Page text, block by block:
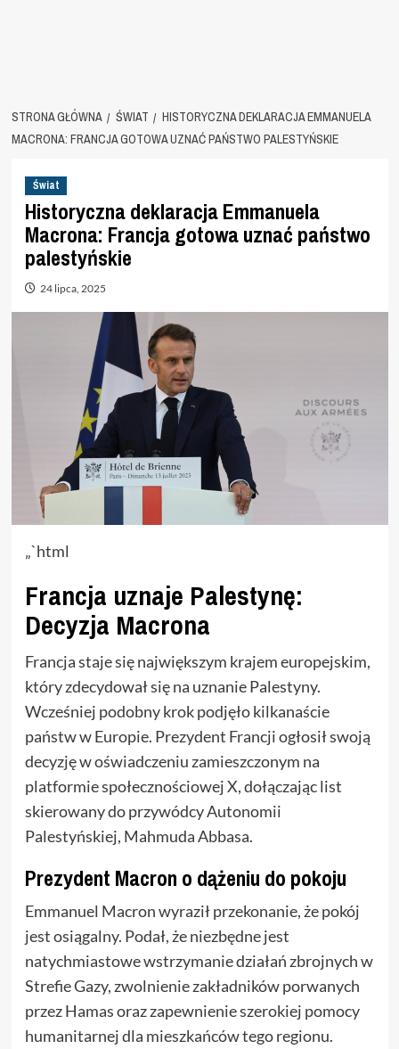
STRONA GŁÓWNA ŚWIAT
HISTORYCZNA DEKLARACJA EMMANUELA
MACRONA: FRANCJA GOTOWA UZNAĆ PAŃSTWO PALESTYŃSKIE
Świat
Historyczna deklaracja Emmanuela
Macrona: Francja gotowa uznać państwo
palestyńskie
24 lipca, 2025
„`html
Francja uznaje Palestynę:
Decyzja Macrona
Francja staje się największym krajem europejskim,
który zdecydował się na uznanie Palestyny.
Wcześniej podobny krok podjęło kilkanaście
państw w Europie. Prezydent Francji ogłosił swoją
decyzję w oświadczeniu zamieszczonym na
platformie społecznościowej X, dołączając list
skierowany do przywódcy Autonomii
Palestyńskiej, Mahmuda Abbasa.
Prezydent Macron o dążeniu do pokoju
Emmanuel Macron wyraził przekonanie, że pokój
jest osiągalny. Podał, że niezbędne jest
natychmiastowe wstrzymanie działań zbrojnych w
Strefie Gazy, zwolnienie zakładników porwanych
przez Hamas oraz zapewnienie szerokiej pomocy
humanitarnej dla mieszkańców tego regionu.